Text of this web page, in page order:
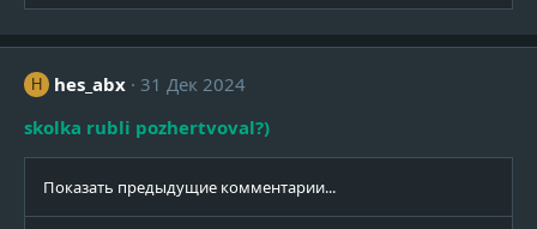
к
и
:
H hes_abx
31 Дек 2024
skolka rubli pozhertvoval?)
Показать предыдущие комментарии...